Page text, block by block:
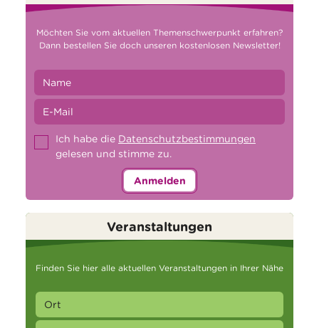
Möchten Sie vom aktuellen Themenschwerpunkt erfahren?
Dann bestellen Sie doch unseren kostenlosen Newsletter!
Ich habe die Datenschutzbestimmungen
gelesen und stimme zu.
Anmelden
Veranstaltungen
Finden Sie hier alle aktuellen Veranstaltungen in Ihrer Nähe